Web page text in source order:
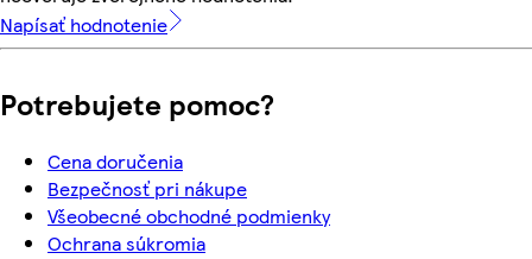
Napísať hodnotenie
Potrebujete pomoc?
Cena doručenia
Bezpečnosť pri nákupe
Všeobecné obchodné podmienky
Ochrana súkromia